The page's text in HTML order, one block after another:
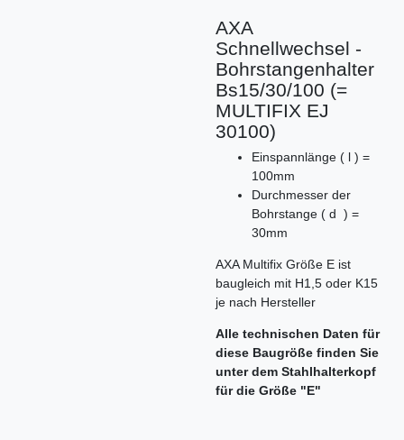
AXA
Schnellwechsel -
Bohrstangenhalter
Bs15/30/100 (=
MULTIFIX EJ
30100)
Einspannlänge ( l ) =
100mm
Durchmesser der
Bohrstange ( d ) =
30mm
AXA Multifix Größe E ist
baugleich mit H1,5 oder K15
je nach Hersteller
Alle technischen Daten für
diese Baugröße finden Sie
unter dem Stahlhalterkopf
für die Größe "E"